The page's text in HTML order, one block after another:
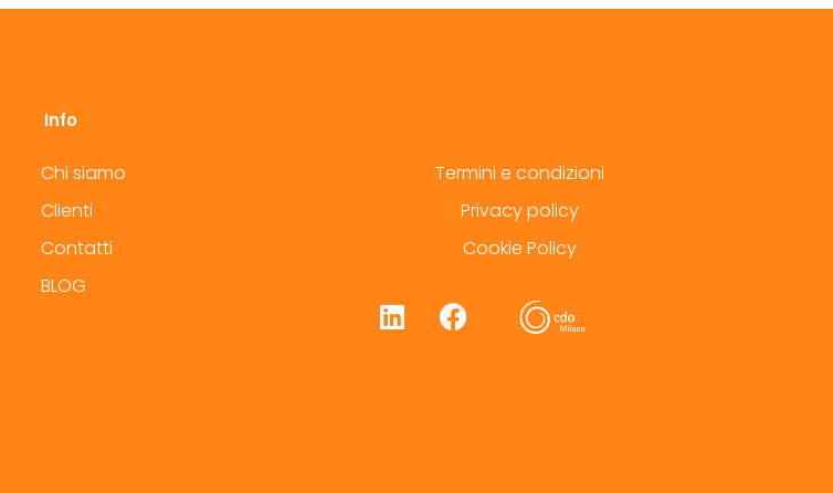
Info
Chi siamo
Clienti
Contatti
BLOG
Termini e condizioni
Privacy policy
Cookie Policy